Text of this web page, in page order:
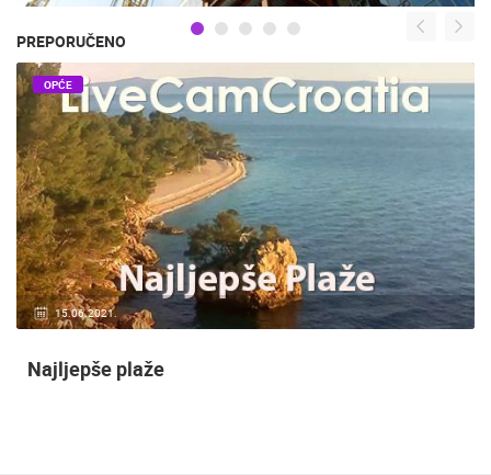
PREPORUČENO
15.06.2021.
OPĆE
Najljepše plaže